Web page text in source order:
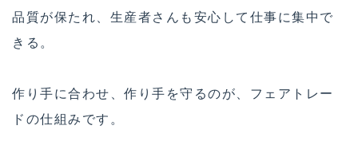
品質が保たれ、生産者さんも安心して仕事に集中で
きる。
作り手に合わせ、作り手を守るのが、フェアトレー
ドの仕組みです。